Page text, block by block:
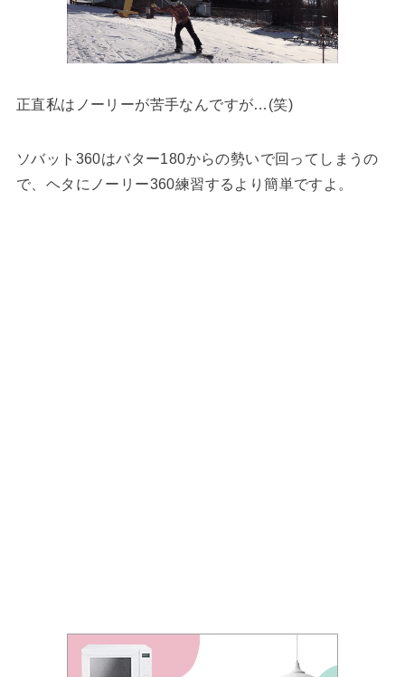
正直私はノーリーが苦手なんですが…(笑)
ソバット360はバター180からの勢いで回ってしまうの
で、ヘタにノーリー360練習するより簡単ですよ。